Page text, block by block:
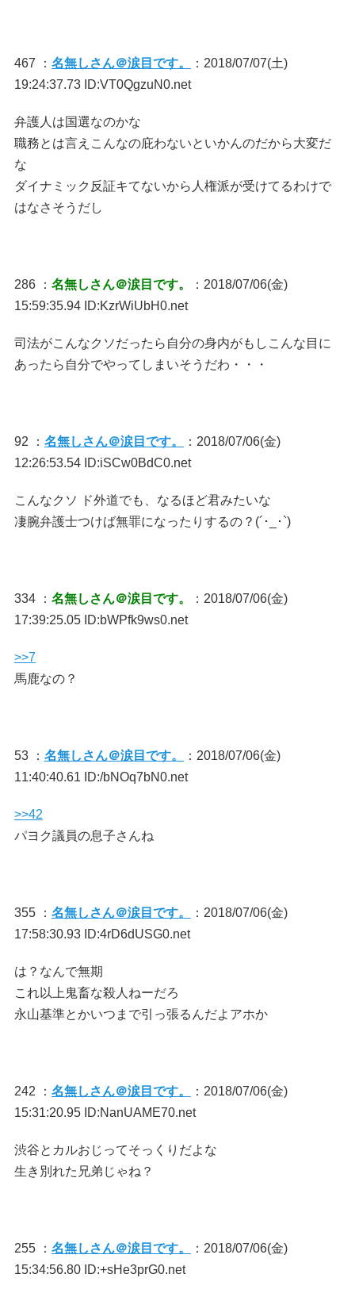
467 ： 名無しさん＠涙目です。
：2018/07/07(土)
19:24:37.73 ID:VT0QgzuN0.net
弁護人は国選なのかな
職務とは言えこんなの庇わないといかんのだから大変だ
な
ダイナミック反証キてないから人権派が受けてるわけで
はなさそうだし
286 ： 名無しさん＠涙目です。
：2018/07/06(金)
15:59:35.94 ID:KzrWiUbH0.net
司法がこんなクソだったら自分の身内がもしこんな目に
あったら自分でやってしまいそうだわ・・・
92 ： 名無しさん＠涙目です。
：2018/07/06(金)
12:26:53.54 ID:iSCw0BdC0.net
こんなクソ ド外道でも、なるほど君みたいな
凄腕弁護士つけば無罪になったりするの？(´･_･`)
334 ： 名無しさん＠涙目です。
：2018/07/06(金)
17:39:25.05 ID:bWPfk9ws0.net
>>7
馬鹿なの？
53 ： 名無しさん＠涙目です。
：2018/07/06(金)
11:40:40.61 ID:/bNOq7bN0.net
>>42
パヨク議員の息子さんね
355 ： 名無しさん＠涙目です。
：2018/07/06(金)
17:58:30.93 ID:4rD6dUSG0.net
は？なんで無期
これ以上鬼畜な殺人ねーだろ
永山基準とかいつまで引っ張るんだよアホか
242 ： 名無しさん＠涙目です。
：2018/07/06(金)
15:31:20.95 ID:NanUAME70.net
渋谷とカルおじってそっくりだよな
生き別れた兄弟じゃね？
255 ： 名無しさん＠涙目です。
：2018/07/06(金)
15:34:56.80 ID:+sHe3prG0.net